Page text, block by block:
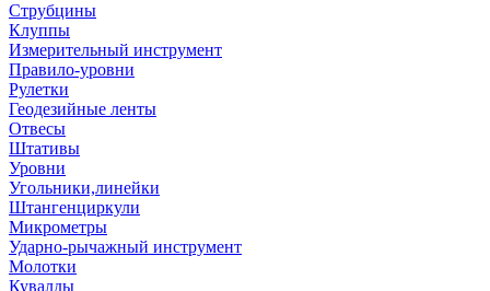
Струбцины
Клуппы
Измерительный инструмент
Правило-уровни
Рулетки
Геодезийные ленты
Отвесы
Штативы
Уровни
Угольники,линейки
Штангенциркули
Микрометры
Ударно-рычажный инструмент
Молотки
Кувалды